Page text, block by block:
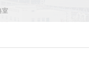
室